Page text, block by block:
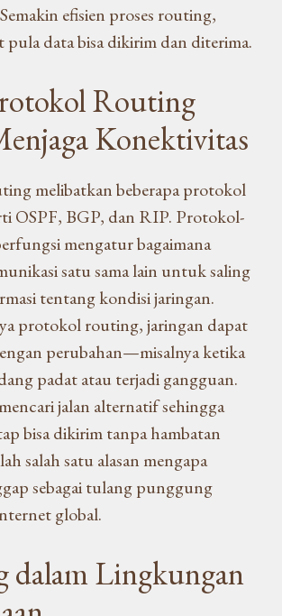
efisien proses routing,
pula data bisa dikirim dan diterima.
Routing
Konektivitas
melibatkan beberapa protokol
OSPF, BGP, dan RIP. Protokol-
mengatur bagaimana
satu sama lain untuk saling
tentang kondisi jaringan.
protokol routing, jaringan dapat
perubahan—misalnya ketika
padat atau terjadi gangguan.
jalan alternatif sehingga
bisa dikirim tanpa hambatan
salah satu alasan mengapa
sebagai tulang punggung
global.
dalam Lingkungan